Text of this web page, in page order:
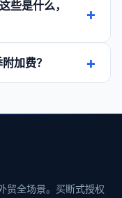
些是什么，
加费？
贸全场景。买断式授权